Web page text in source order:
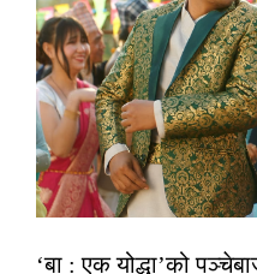
‘बा : एक योद्धा’को